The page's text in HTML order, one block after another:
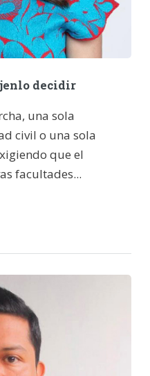
decidir
una sola
civil o una sola
que el
facultades...